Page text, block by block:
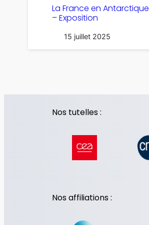
La France en Antarctique
– Exposition
15 juillet 2025
Nos tutelles :
Nos affiliations :